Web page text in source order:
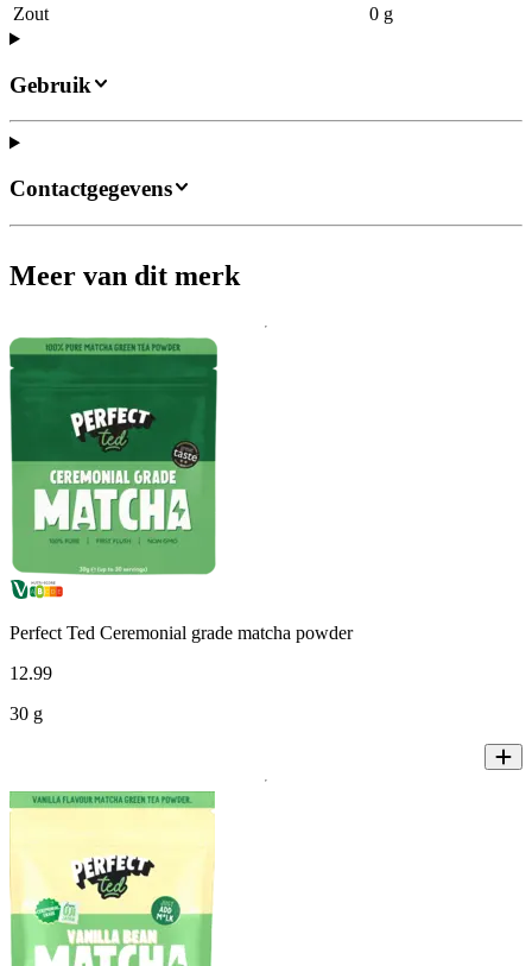
Zout
0 g
Gebruik
Contactgegevens
Meer van dit merk
Perfect Ted Ceremonial grade matcha powder
12.99
30 g